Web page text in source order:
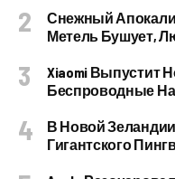
Снежный
Метель Бушует,
Xiaomi Выпустит
Беспроводные
В Новой
Гигантского